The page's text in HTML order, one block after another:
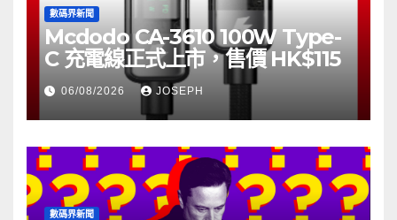
數碼界新聞
Mcdodo CA-3610 100W Type-
C 充電線正式上市，售價 HK$115
06/08/2026 JOSEPH
數碼界新聞